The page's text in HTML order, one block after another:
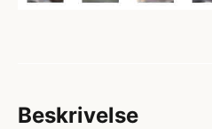
Beskrivelse